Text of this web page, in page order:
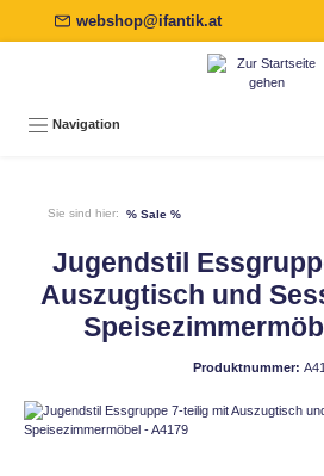
springenwebshop@ifantik.at
Navigation
Sie sind hier: % Sale %
Jugendstil
Auszugtisch und
Produktnummer: